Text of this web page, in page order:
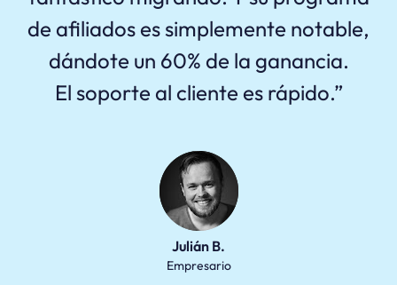
de afiliados es simplemente notable,
dándote un 60% de la ganancia.
El soporte al cliente es rápido.”
Julián B.
Empresario